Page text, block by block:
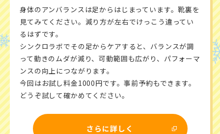
身体のアンバランスは足からはじまっています。靴裏を
見てみてください。減り方が左右でけっこう違ってい
るはずです。
シンクロラボでその足からケアすると、バランスが調
って動きのムダが減り、可動範囲も広がり、パフォーマ
ンスの向上につながります。
今回はお試し料金1000円です。事前予約もできます。
どうぞ試して確かめてください。
さらに詳しく